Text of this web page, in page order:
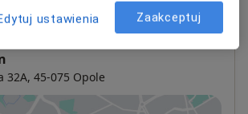
32A, 45-075 Opole
ustawienia Zaakceptuj